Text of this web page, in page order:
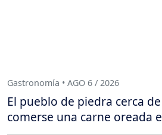
Gastronomía • AGO 6 / 2026
El pueblo de piedra cerca
comerse una carne oreada